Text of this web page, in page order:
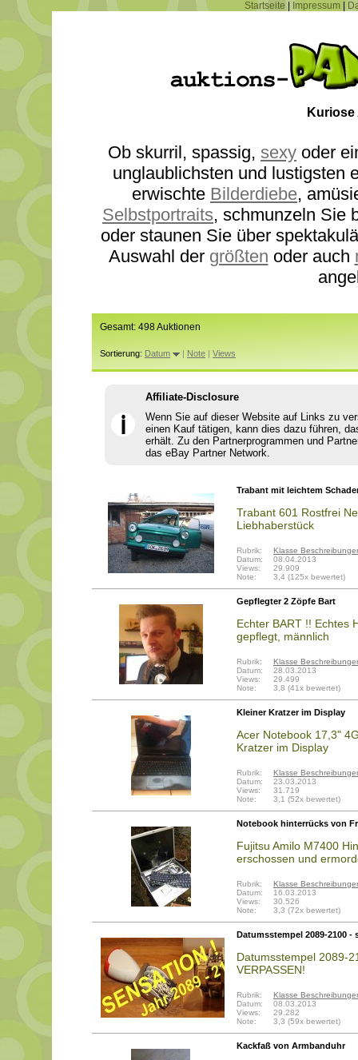
Startseite Impressum
Ob skurril, spassig, sexy oder
unglaublichsten und lustigsten
erwischte Bilderdiebe,
Selbstportraits, schmunzeln Sie
oder staunen Sie über
Auswahl der größten oder auch
Gesamt: 498 Auktionen
Sortierung: Datum | Note | Views
ℹ
Affiliate-Disclosure
Wenn Sie auf dieser Website auf Links zu
einen Kauf tätigen, kann dies dazu führen,
erhält. Zu den Partnerprogrammen und
das eBay Partner Network.
Trabant mit leichtem
Trabant 601 Rostfrei
Liebhaberstück
Rubrik:
Klasse
Datum:
08.04.2013
Views:
29.909
Note:
3,4 (125x bewertet)
Gepflegter 2 Zöpfe Bart
Echter BART !! Echtes
gepflegt, männlich
Rubrik:
Klasse
Datum:
28.03.2013
Views:
29.499
Note:
3,8 (41x bewertet)
Kleiner Kratzer im Display
Acer Notebook 17,3"
Kratzer im Display
Rubrik:
Klasse
Datum:
23.03.2013
Views:
31.719
Note:
3,1 (52x bewertet)
Notebook hinterrücks von
Fujitsu Amilo M7400
erschossen und
Rubrik:
Klasse
Datum:
16.03.2013
Views:
30.526
Note:
3,3 (72x bewertet)
Datumsstempel 2089-2100 -
Datumsstempel 2089-
VERPASSEN!
Rubrik:
Klasse
Datum:
08.03.2013
Views:
29.282
Note:
3,3 (59x bewertet)
Kackfaß von Armbanduhr